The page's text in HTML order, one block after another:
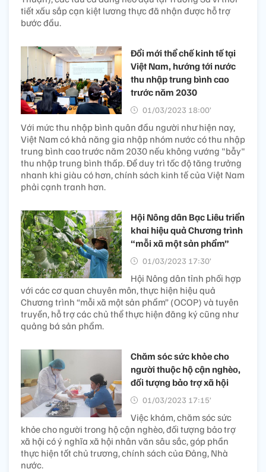
tiết xấu sắp cạn kiệt lương thực đã nhận được hỗ trợ
bước đầu.
Đổi mới thể chế kinh tế tại
Việt Nam, hướng tới nước
thu nhập trung bình cao
trước năm 2030
01/03/2023 18:00’
Với mức thu nhập bình quân đầu người như hiện nay,
Việt Nam có khả năng gia nhập nhóm nước có thu nhập
trung bình cao trước năm 2030 nếu không vướng "bẫy"
thu nhập trung bình thấp. Để duy trì tốc độ tăng trưởng
nhanh khi giàu có hơn, chính sách kinh tế của Việt Nam
phải cạnh tranh hơn.
Hội Nông dân Bạc Liêu triển
khai hiệu quả Chương trình
“mỗi xã một sản phẩm”
01/03/2023 17:30’
Hội Nông dân tỉnh phối hợp
với các cơ quan chuyên môn, thực hiện hiệu quả
Chương trình “mỗi xã một sản phẩm” (OCOP) và tuyên
truyền, hỗ trợ các chủ thể thực hiện đăng ký cũng như
quảng bá sản phẩm.
Chăm sóc sức khỏe cho
người thuộc hộ cận nghèo,
đối tượng bảo trợ xã hội
01/03/2023 17:15’
Việc khám, chăm sóc sức
khỏe cho người trong hộ cận nghèo, đối tượng bảo trợ
xã hội có ý nghĩa xã hội nhân văn sâu sắc, góp phần
thực hiện tốt chủ trương, chính sách của Đảng, Nhà
nước.